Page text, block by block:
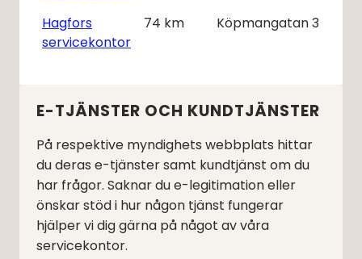
Hagfors
servicekontor
74 km Köpmangatan 3
E-TJÄNSTER OCH KUNDTJÄNSTER
På respektive myndighets webbplats hittar
du deras e-tjänster samt kundtjänst om du
har frågor. Saknar du e-legitimation eller
önskar stöd i hur någon tjänst fungerar
hjälper vi dig gärna på något av våra
servicekontor.